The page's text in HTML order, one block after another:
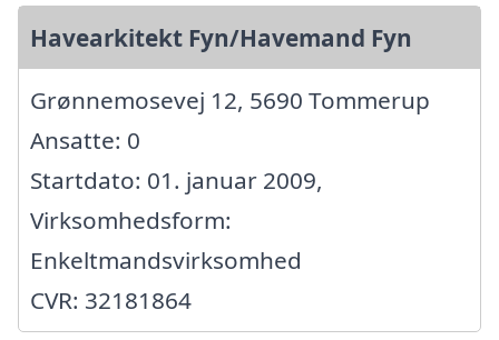
Havearkitekt Fyn/Havemand Fyn
Grønnemosevej 12, 5690 Tommerup
Ansatte: 0
Startdato: 01. januar 2009,
Virksomhedsform:
Enkeltmandsvirksomhed
CVR: 32181864